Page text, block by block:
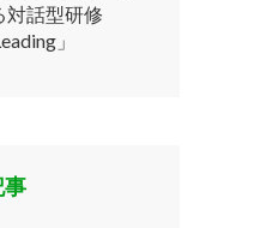
対話型研修
」
事